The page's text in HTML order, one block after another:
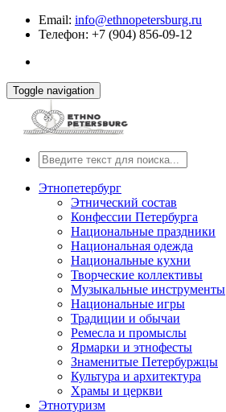
Email: info@ethnopetersburg.ru
Телефон: +7 (904) 856-09-12
Toggle navigation
Этнопетербург
Этнический состав
Конфессии Петербурга
Национальные праздники
Национальная одежда
Национальные кухни
Творческие коллективы
Музыкальные инструменты
Национальные игры
Традиции и обычаи
Ремесла и промыслы
Ярмарки и этнофесты
Знаменитые Петербуржцы
Культура и архитектура
Храмы и церкви
Этнотуризм